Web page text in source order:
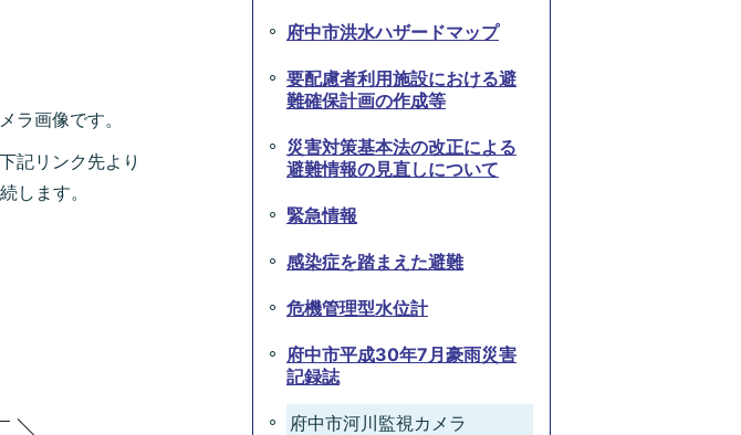
ラ画像です。
記リンク先より
します。
府中市洪水ハザードマップ
要配慮者利用施設における避
難確保計画の作成等
災害対策基本法の改正による
避難情報の見直しについて
緊急情報
感染症を踏まえた避難
危機管理型水位計
府中市平成30年7月豪雨災害
記録誌
府中市河川監視カメラ